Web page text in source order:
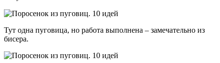
Тут одна пуговица, но работа выполнена – замечательно из
бисера.